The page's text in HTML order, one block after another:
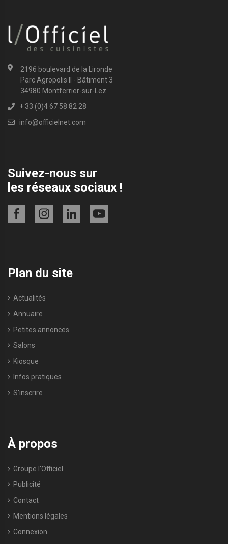
2196 boulevard de la Lironde
Parc Agropolis II - Bâtiment 3
34980 Montferrier-sur-Lez
+ 33 (0)4 67 58 82 28
info@officielnet.com
Suivez-nous sur
les réseaux sociaux !
Plan du site
Actualités
Annuaire
Petites annonces
Salons
Kiosque
Infos pratiques
S'inscrire
À propos
Groupe l'Officiel
Publicité
Contact
Mentions légales
Connexion